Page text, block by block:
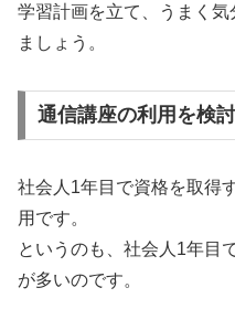
学習計画を立て、うまく
ましょう。
通信講座の利用を検
社会人1年目で資格を取得
用です。
というのも、社会人1年目
が多いのです。